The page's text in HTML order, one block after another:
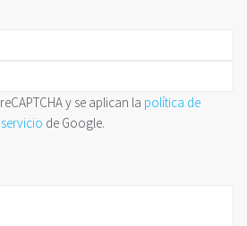
y se aplican la política de
de Google.